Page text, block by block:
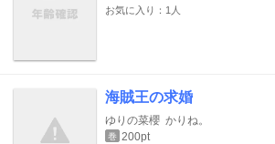
お気に入り：1人
海賊王の求婚
ゆりの菜櫻 かりね。
巻 200pt